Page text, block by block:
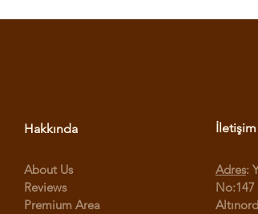
Hakkında
About Us
Reviews
Premium Area
İletişim
Adres:
No:147